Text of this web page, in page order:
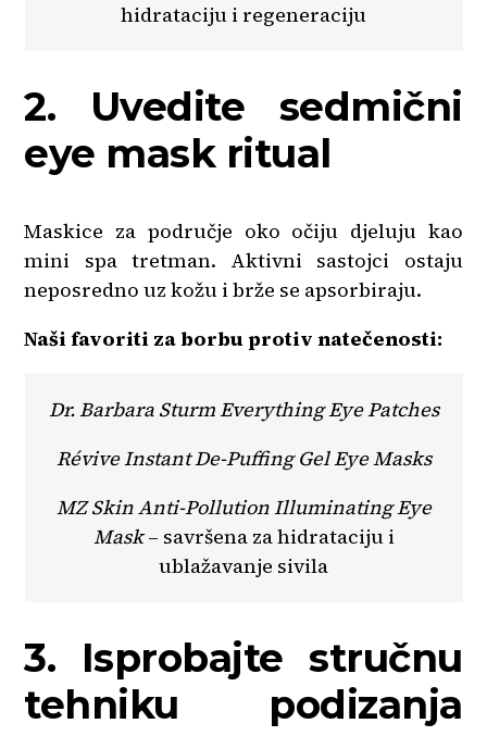
hidrataciju i regeneraciju
2. Uvedite sedmični
eye mask ritual
Maskice za područje oko očiju djeluju kao
mini spa tretman. Aktivni sastojci ostaju
neposredno uz kožu i brže se apsorbiraju.
Naši favoriti za borbu protiv natečenosti:
Dr. Barbara Sturm Everything Eye Patches
Révive Instant De-Puffing Gel Eye Masks
MZ Skin Anti-Pollution Illuminating Eye
Mask– savršena za hidrataciju i
ublažavanje sivila
3. Isprobajte stručnu
tehniku podizanja